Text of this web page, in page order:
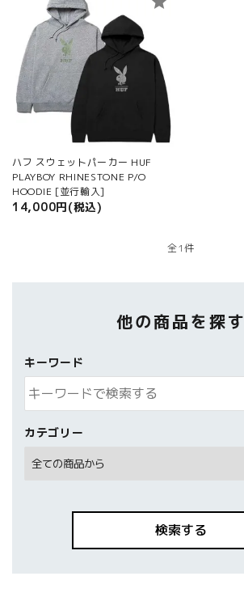
アウトレット
お買い物ガイド
ご利用ガイド
プライバシーポリシー
特定商取引法について
お問い合わせ
ハフ スウェットパーカー HUF
PLAYBOY RHINESTONE P/O
HOODIE [並行輸入]
14,000円(税込)
全1件
他の商品を探す
キーワード
カテゴリー
検索する